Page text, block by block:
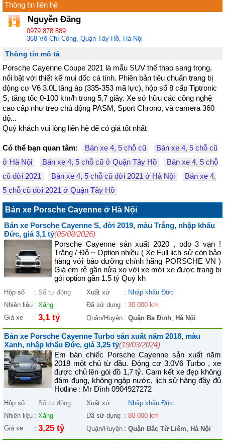
Thông tin liên hệ
Nguyễn Đăng
0979.878.889
368 Võ Chí Công, Quận Tây Hồ, Hà Nội
Thông tin mô tả
Porsche Cayenne Coupe 2021 là mẫu SUV thể thao sang trọng,
nổi bật với thiết kế mui dốc cá tính. Phiên bản tiêu chuẩn trang bị
động cơ V6 3.0L tăng áp (335-353 mã lực), hộp số 8 cấp Tiptronic
S, tăng tốc 0-100 km/h trong 5,7 giây. Xe sở hữu các công nghệ
cao cấp như treo chủ động PASM, Sport Chrono, và camera 360
độ...
Quý khách vui lòng liên hệ để có giá tốt nhất
Có thể bạn quan tâm: Bán xe 4, 5 chỗ cũ
Bán xe 4, 5 chỗ cũ
ở Hà Nội
Bán xe 4, 5 chỗ cũ ở Quận Tây Hồ
Bán xe 4, 5 chỗ
cũ đời 2021
Bán xe 4, 5 chỗ cũ đời 2021 ở Hà Nội
Bán xe 4,
5 chỗ cũ đời 2021 ở Quận Tây Hồ
Bán xe Porsche Cayenne ở Hà Nội
Bán xe Porsche Cayenne S, đời 2019, màu Trắng, nhập khẩu
Đức, giá 3,1 tỷ(05/08/2026)
Porsche Cayenne sản xuất 2020 , odo 3 vạn !
Trắng / Đỏ ~ Option nhiều ( Xe Full lịch sử còn bảo
hàng với bảo dưỡng chính hãng PORSCHE VN )
Giá em rẻ gần nửa xo với xe mới xe được trang bị
gói option gần 1.5 tỷ Quý kh
Hộp số : Số tự động Xuất xứ : Nhập khẩu Đức
Nhiên liệu : Xăng Đã sử dụng : 30.000 km
Giá xe
: 3,1 tỷ Quận/Huyện : Quận Ba Đình, Hà Nội
Bán xe Porsche Cayenne Turbo sản xuất năm 2018, màu
Xanh, nhập khẩu Đức, giá 3,25 tỷ(19/03/2024)
Em bán chiếc Porsche Cayenne sản xuất năm
2018 một chủ từ đầu. Động cơ 3.0V6 Turbo , xe
được chủ lên gói đồ 1,7 tỷ. Cam kết xe đẹp không
đâm đụng, không ngập nước, lịch sử hãng đầy đủ
Hotline : Mr Đình 0904927272
Hộp số : Số tự động Xuất xứ : Nhập khẩu Đức
Nhiên liệu : Xăng Đã sử dụng : 80.000 km
Giá xe
: 3,25 tỷ Quận/Huyện : Quận Bắc Từ Liêm, Hà Nội